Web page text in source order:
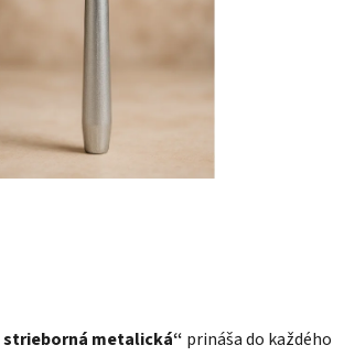
strieborná metalická“ prináša do každého